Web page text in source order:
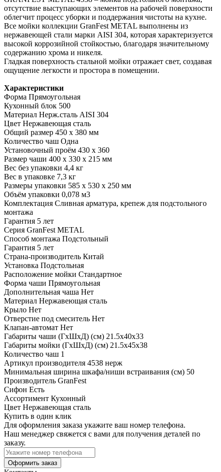
отсутствие выступающих элементов на рабочей поверхности
облегчит процесс уборки и поддержания чистоты на кухне.
Все мойки коллекции GranFest METAL выполнены из
нержавеющей стали марки AISI 304, которая характеризуется
высокой коррозийной стойкостью, благодаря значительному
содержанию хрома и никеля.
Гладкая поверхность стальной мойки отражает свет, создавая
ощущение легкости и простора в помещении.
Характеристики
Форма Прямоугольная
Кухонный блок 500
Материал Нерж.сталь AISI 304
Цвет Нержавеющая сталь
Общий размер 450 х 380 мм
Количество чаш Одна
Установочный проём 430 х 360
Размер чаши 400 х 330 х 215 мм
Вес без упаковки 4,4 кг
Вес в упаковке 7,3 кг
Размеры упаковки 585 х 530 х 250 мм
Объём упаковки 0,078 м3
Комплектация Сливная арматура, крепеж для подстольного
монтажа
Гарантия 5 лет
Серия GranFest METAL
Способ монтажа Подстольный
Гарантия 5 лет
Страна-производитель Китай
Установка Подстольная
Расположение мойки Стандартное
Форма чаши Прямоугольная
Дополнительная чаша Нет
Материал Нержавеющая сталь
Крыло Нет
Отверстие под смеситель Нет
Клапан-автомат Нет
Габариты чаши (ГхШхД) (см) 21.5х40х33
Габариты мойки (ГхШхД) (см) 21.5х45х38
Количество чаш 1
Артикул производителя 4538 нерж
Минимальная ширина шкафа/ниши встраивания (см) 50
Производитель GranFest
Сифон Есть
Ассортимент Кухонный
Цвет Нержавеющая сталь
Купить в один клик
Для оформления заказа укажите ваш номер телефона.
Наш менеджер свяжется с вами для получения деталей по
заказу.
Оформить заказ